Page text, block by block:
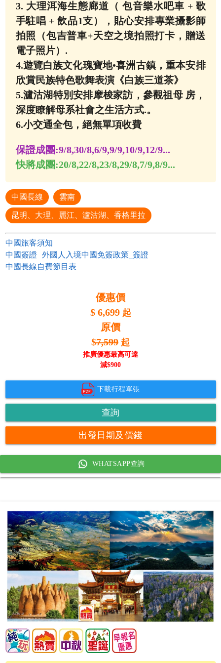
3. 大理洱海生態廊道（ 包音樂水吧車 + 歌
手駐唱 + 飲品1支），貼心安排專業攝影師
拍照（包吉普車+天空之境拍照打卡，贈送
電子照片）.
4.遊覽白族文化瑰寶地•喜洲古鎮，重本安排
欣賞民族特色歌舞表演《白族三道茶》
5.瀘沽湖特別安排摩梭家訪，參觀祖母 房，
深度瞭解母系社會之生活方式.。
6.小交通全包，絕無單項收費
保證成團:9/8,30/8,6/9,9/9,10/9,12/9...
快將成團:20/8,22/8,23/8,29/8,7/9,8/9...
中國長線 雲南
昆明、大理、麗江、瀘沽湖、香格里拉
中國旅客須知
中國簽證
外國人入境中國免簽政策_簽證
中國長線自費節目表
優惠價
$ 6,699 起
原價
$7,599 起
推廣優惠最高可達
減$900
下載行程單張
查詢
出發日期及價錢
WHATSAPP查詢